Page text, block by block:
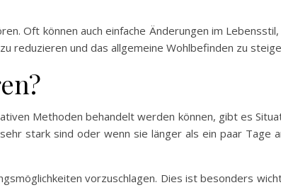
Oft können auch einfache Änderungen im
reduzieren und das allgemeine Wohlbefinden zu
Methoden behandelt werden können, gibt es
stark sind oder wenn sie länger als ein paar Tage
vorzuschlagen. Dies ist besonders